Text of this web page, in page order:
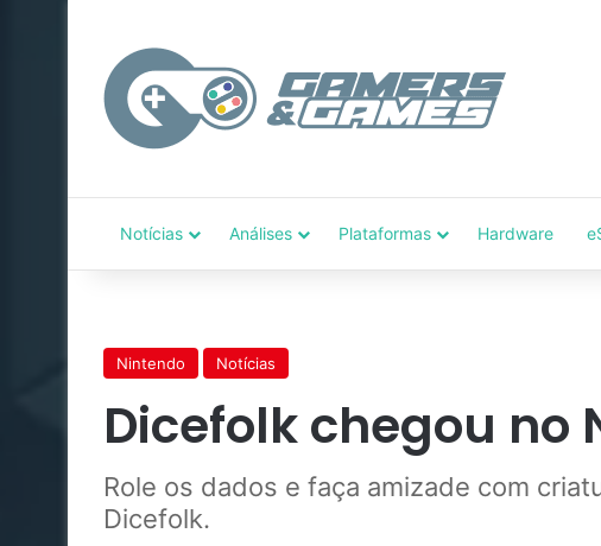
Notícias Análises Plataformas Hardware
Nintendo Notícias
Dicefolk chegou no
Role os dados e faça amizade com
Dicefolk.